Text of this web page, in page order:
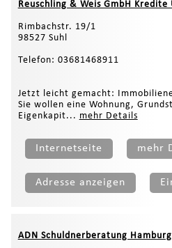
Reuschling & Weis GmbH Kredite
Rimbachstr. 19/1
98527 Suhl
Telefon: 03681468911
Jetzt leicht gemacht:
Sie wollen eine Wohnung,
Eigenkapit... mehr Details
Internetseite mehr
Adresse anzeigen
ADN Schuldnerberatung Hamburg